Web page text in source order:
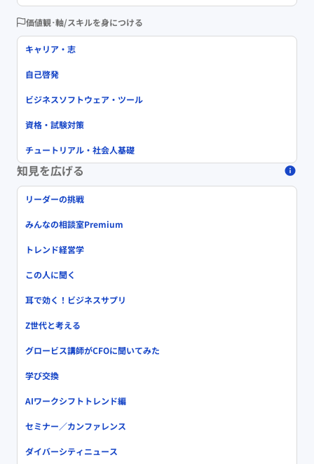
価値観･軸/スキルを身につける
キャリア・志
自己啓発
ビジネスソフトウェア・ツール
資格・試験対策
チュートリアル・社会人基礎
知見を広げる
リーダーの挑戦
みんなの相談室Premium
トレンド経営学
この人に聞く
耳で効く！ビジネスサプリ
Z世代と考える
グロービス講師がCFOに聞いてみた
学び交換
AIワークシフトトレンド編
セミナー／カンファレンス
ダイバーシティニュース